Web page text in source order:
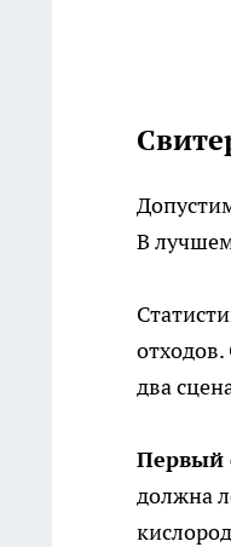
В лучшем
два
Первый
должна